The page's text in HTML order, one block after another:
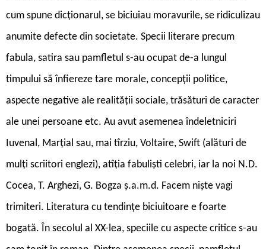
cum spune dicționarul, se biciuiau moravurile, se ridiculizau
anumite defecte din societate. Specii literare precum
fabula, satira sau pamfletul s-au ocupat de-a lungul
timpului să înfiereze tare morale, concepții politice,
aspecte negative ale realității sociale, trăsături de caracter
ale unei persoane etc. Au avut asemenea îndeletniciri
Iuvenal, Marțial sau, mai tîrziu, Voltaire, Swift (alături de
mulți scriitori englezi), atîția fabuliști celebri, iar la noi N.D.
Cocea, T. Arghezi, G. Bogza ș.a.m.d. Facem niște vagi
trimiteri. Literatura cu tendințe biciuitoare e foarte
bogată. În secolul al XX-lea, speciile cu aspecte critice s-au